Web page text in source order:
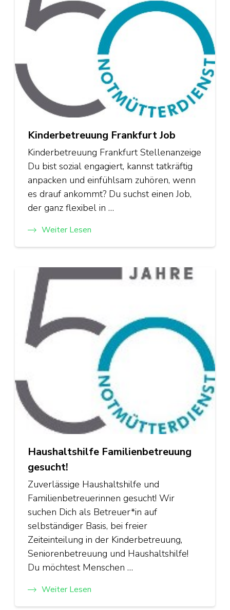
Kinderbetreuung Frankfurt Job
Kinderbetreuung Frankfurt Stellenanzeige
Du bist sozial engagiert, kannst tatkräftig
anpacken und einfühlsam zuhören, wenn
es drauf ankommt? Du suchst einen Job,
der ganz flexibel in …
Weiter Lesen
Haushaltshilfe Familienbetreuung
gesucht!
Zuverlässige Haushaltshilfe und
Familienbetreuerinnen gesucht! Wir
suchen Dich als Betreuer*in auf
selbständiger Basis, bei freier
Zeiteinteilung in der Kinderbetreuung,
Seniorenbetreuung und Haushaltshilfe!
Du möchtest Menschen …
Weiter Lesen